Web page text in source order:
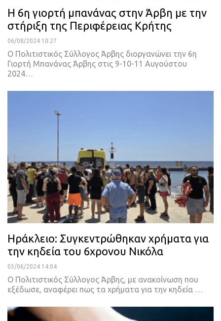
Η 6η γιορτή μπανάνας στην Άρβη με την
στήριξη της Περιφέρειας Κρήτης
06/08/2024 10:27
Ο Πολιτιστικός Σύλλογος Άρβης διοργανώνει την 6η
Γιορτή Μπανάνας Άρβης στις 9-10-11 Αυγούστου
2024…
Ηράκλειο: Συγκεντρώθηκαν χρήματα για
την κηδεία του 6χρονου Νικόλα
03/06/2024 14:04
O Πολιτιστικός Σύλλογος Άρβης, με ανακοίνωση που
εξέδωσε, αναφέρει πως τα χρήματα για την κηδεία …